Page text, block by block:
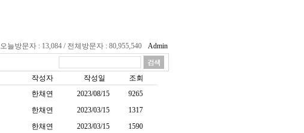
오늘방문자 : 13,084 / 전체방문자 : 80,955,540 Admin
작성자 작성일 조회
한채연 2023/08/15 9265
한채연 2023/03/15 1317
한채연 2023/03/15 1590